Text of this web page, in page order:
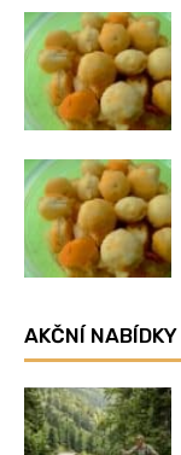
AKČNÍ NABÍDKY